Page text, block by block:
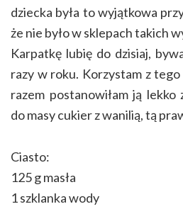
dziecka była to wyjątkowa
że nie było w sklepach takich
Karpatkę lubię do dzisiaj,
razy w roku. Korzystam z
razem postanowiłam ją lekko
do masy cukier z wanilią, tą
Ciasto:
125 g masła
1 szklanka wody